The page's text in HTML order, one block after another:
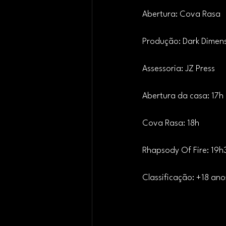
Abertura: Cova Rasa
Produção: Dark
Assessoria: JZ Press
Abertura da casa: 17h
Cova Rasa: 18h
Rhapsody Of Fire:
Classificação: +18